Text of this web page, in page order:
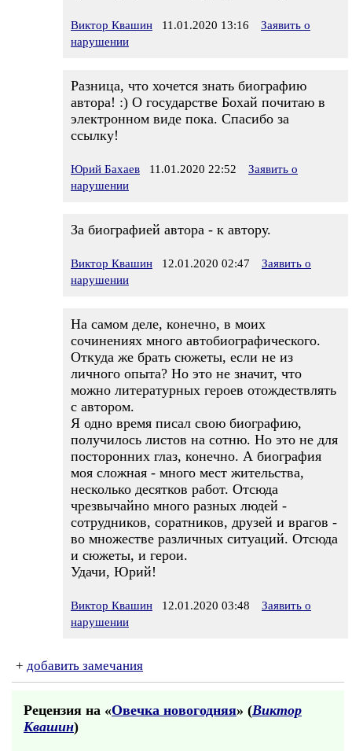
Виктор Квашин 11.01.2020 13:16
Заявить о
нарушении
Разница, что хочется знать биографию
автора! :) О государстве Бохай почитаю в
электронном виде пока. Спасибо за
ссылку!
Юрий Бахаев 11.01.2020 22:52
Заявить о
нарушении
За биографией автора - к автору.
Виктор Квашин 12.01.2020 02:47
Заявить о
нарушении
На самом деле, конечно, в моих
сочинениях много автобиографического.
Откуда же брать сюжеты, если не из
личного опыта? Но это не значит, что
можно литературных героев отождествлять
с автором.
Я одно время писал свою биографию,
получилось листов на сотню. Но это не для
посторонних глаз, конечно. А биография
моя сложная - много мест жительства,
несколько десятков работ. Отсюда
чрезвычайно много разных людей -
сотрудников, соратников, друзей и врагов -
во множестве различных ситуаций. Отсюда
и сюжеты, и герои.
Удачи, Юрий!
Виктор Квашин 12.01.2020 03:48
Заявить о
нарушении
+ добавить замечания
Рецензия на «Овечка новогодняя» (Виктор
Квашин)